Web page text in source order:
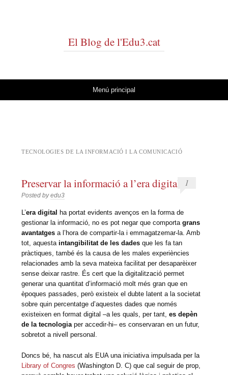
El Blog de l'Edu3.cat
Menú principal
TECNOLOGIES DE LA INFORMACIÓ I LA COMUNICACIÓ
Preservar la informació a l’era digital
Posted byedu3
1
L’era digital
ha portat evidents avenços en la forma de
gestionar la informació, no es pot negar que comportagrans
avantatgesa l’hora de compartir-la i emmagatzemar-la. Amb
tot, aquesta intangibilitat de les dades que les fa tan
pràctiques, també és la causa de les males experiències
relacionades amb la seva mateixa facilitat per desaparèixer
sense deixar rastre. És cert que la digitalització permet
generar una quantitat d’informació molt més gran que en
èpoques passades, però existeix el dubte latent a la societat
sobre quin percentatge d’aquestes dades que només
existeixen en format digital –a les quals, per tant,es depèn
de la tecnologia per accedir-hi– es conservaran en un futur,
sobretot a nivell personal.
Doncs bé, ha nascut als EUA una iniciativa impulsada per la
Library of Congres (Washington D. C) que cal seguir de prop,